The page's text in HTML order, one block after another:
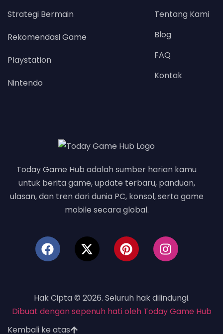
Today Game Hub adalah sumber harian kamu
untuk berita game, update terbaru, panduan,
ulasan, dan tren dari dunia PC, konsol, serta game
mobile secara global.
Strategi Bermain
Rekomendasi Game
Playstation
Nintendo
Tentang Kami
Blog
FAQ
Kontak
Hak Cipta © 2026. Seluruh hak dilindungi.
Dibuat dengan sepenuh hati oleh Today Game Hub
Kembali ke atas